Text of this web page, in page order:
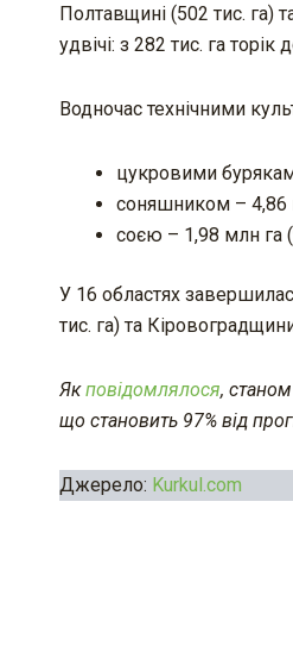
Полтавщині (502 тис. га)
удвічі: з 282 тис. га торік
Водночас технічними
цукровими
соняшником – 4,86
соєю – 1,98 млн га
У 16 областях
тис. га) та
Якповідомлялося,
що становить 97% від
Джерело: Kurkul.com